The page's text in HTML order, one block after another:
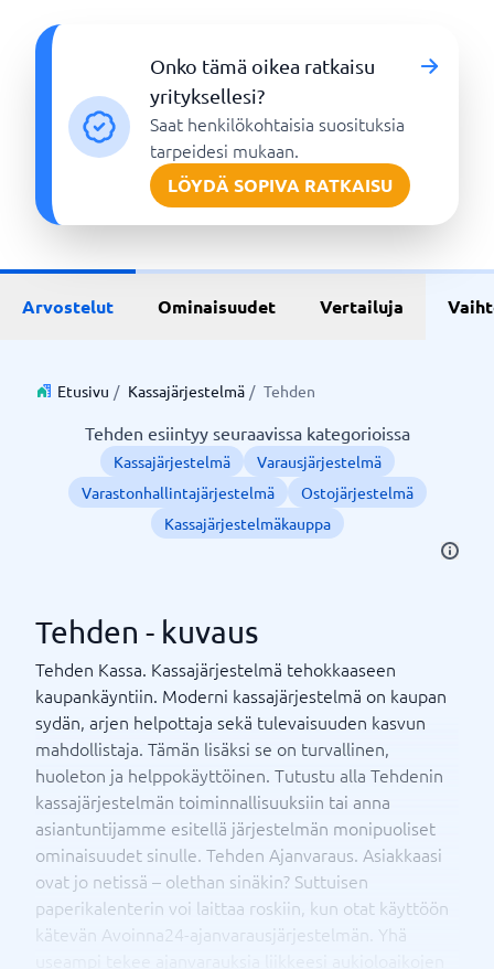
Onko tämä oikea ratkaisu
yrityksellesi?
Saat henkilökohtaisia suosituksia
tarpeidesi mukaan.
LÖYDÄ SOPIVA RATKAISU
Arvostelut Ominaisuudet Vertailuja
Etusivu / Kassajärjestelmä / Tehden
Tehden esiintyy seuraavissa kategorioissa
Kassajärjestelmä
Varausjärjestelmä
Varastonhallintajärjestelmä
Ostojärjestelmä
Kassajärjestelmäkauppa
Tehden - kuvaus
Tehden Kassa. Kassajärjestelmä tehokkaaseen
kaupankäyntiin. Moderni kassajärjestelmä on kaupan
sydän, arjen helpottaja sekä tulevaisuuden kasvun
mahdollistaja. Tämän lisäksi se on turvallinen,
huoleton ja helppokäyttöinen. Tutustu alla Tehdenin
kassajärjestelmän toiminnallisuuksiin tai anna
asiantuntijamme esitellä järjestelmän monipuoliset
ominaisuudet sinulle. Tehden Ajanvaraus. Asiakkaasi
ovat jo netissä – olethan sinäkin? Suttuisen
paperikalenterin voi laittaa roskiin, kun otat käyttöön
kätevän Avoinna24-ajanvarausjärjestelmän. Yhä